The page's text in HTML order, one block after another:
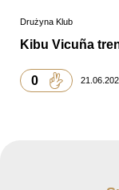
Drużyna Klub
Kibu Vicuña
0